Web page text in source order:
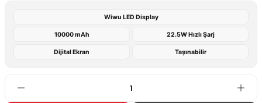
Wiwu LED Display
10000 mAh 22.5W Hızlı Şarj
Dijital Ekran Taşınabilir